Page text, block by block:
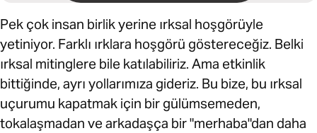
Pek çok insan birlik yerine ırksal hoşgörüyle
yetiniyor. Farklı ırklara hoşgörü göstereceğiz. Belki
ırksal mitinglere bile katılabiliriz. Ama etkinlik
bittiğinde, ayrı yollarımıza gideriz. Bu bize, bu ırksal
uçurumu kapatmak için bir gülümsemeden,
tokalaşmadan ve arkadaşça bir "merhaba"dan daha